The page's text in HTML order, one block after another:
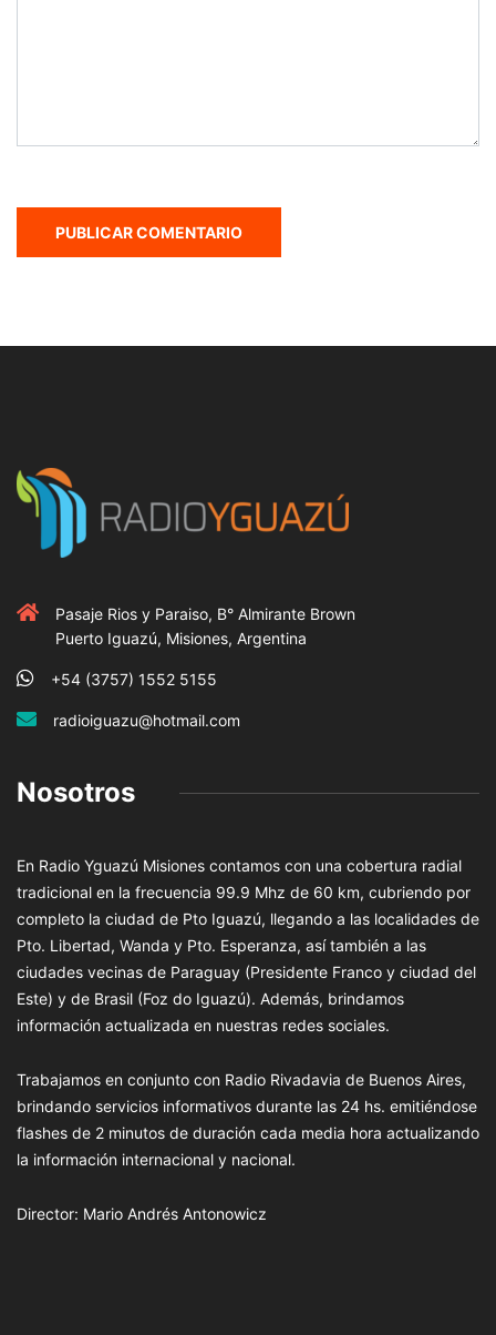
Pasaje Rios y Paraiso, B° Almirante Brown
Puerto Iguazú, Misiones, Argentina
+54 (3757) 1552 5155
radioiguazu@hotmail.com
Nosotros
En Radio Yguazú Misiones contamos con una cobertura radial
tradicional en la frecuencia 99.9 Mhz de 60 km, cubriendo por
completo la ciudad de Pto Iguazú, llegando a las localidades de
Pto. Libertad, Wanda y Pto. Esperanza, así también a las
ciudades vecinas de Paraguay (Presidente Franco y ciudad del
Este) y de Brasil (Foz do Iguazú). Además, brindamos
información actualizada en nuestras redes sociales.
Trabajamos en conjunto con Radio Rivadavia de Buenos Aires,
brindando servicios informativos durante las 24 hs. emitiéndose
flashes de 2 minutos de duración cada media hora actualizando
la información internacional y nacional.
Director: Mario Andrés Antonowicz